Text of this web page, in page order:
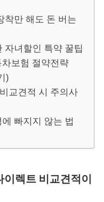
착만 해도 돈 버는
자녀할인 특약 꿀팁
보험 절약전략
)
교견적 시 주의사
빠지지 않는 법
렉트 비교견적이